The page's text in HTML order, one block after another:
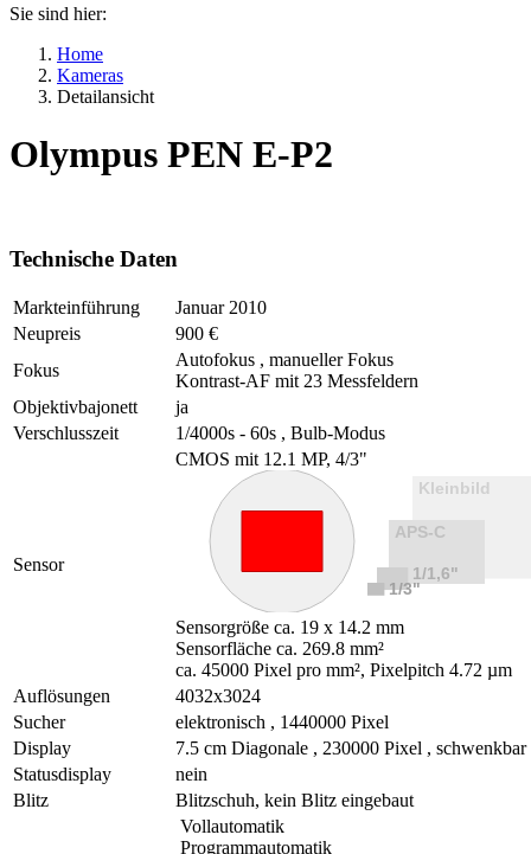
Sie sind hier:
Home
Kameras
Detailansicht
Olympus PEN E-P2
Technische Daten
Markteinführung
Januar 2010
Neupreis
900 €
Fokus
Autofokus , manueller Fokus
Kontrast-AF mit 23 Messfeldern
Objektivbajonett
ja
Verschlusszeit
1/4000s - 60s , Bulb-Modus
Sensor
CMOS mit 12.1 MP, 4/3"
Sensorgröße ca. 19 x 14.2 mm
Sensorfläche ca. 269.8 mm²
ca. 45000 Pixel pro mm², Pixelpitch 4.72 µm
Auflösungen
4032x3024
Sucher
elektronisch , 1440000 Pixel
Display
7.5 cm Diagonale , 230000 Pixel , schwenkbar
Statusdisplay
nein
Blitz
Blitzschuh, kein Blitz eingebaut
Vollautomatik
Programmautomatik